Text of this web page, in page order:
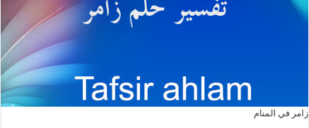
زامر في المنام